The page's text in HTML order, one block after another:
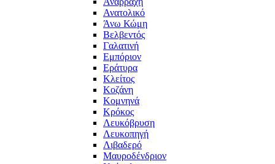
Ανατολικό
Άνω Κώμη
Βελβεντός
Γαλατινή
Εμπόριον
Εράτυρα
Κλείτος
Κοζάνη
Κομνηνά
Κρόκος
Λευκόβρυση
Λευκοπηγή
Λιβαδερό
Μαυροδένδριον